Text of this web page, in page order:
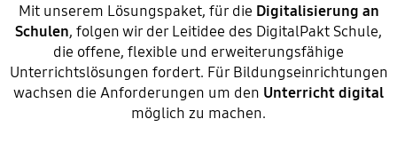
Mit unserem Lösungspaket, für die Digitalisierung an
Schulen, folgen wir der Leitidee des DigitalPakt Schule,
die offene, flexible und erweiterungsfähige
Unterrichtslösungen fordert. Für Bildungseinrichtungen
wachsen die Anforderungen um den Unterricht digital
möglich zu machen.